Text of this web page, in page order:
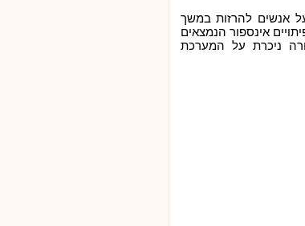
אנשים להרזות במשך
אינספור הנמצאים
ניכרת על המערכת